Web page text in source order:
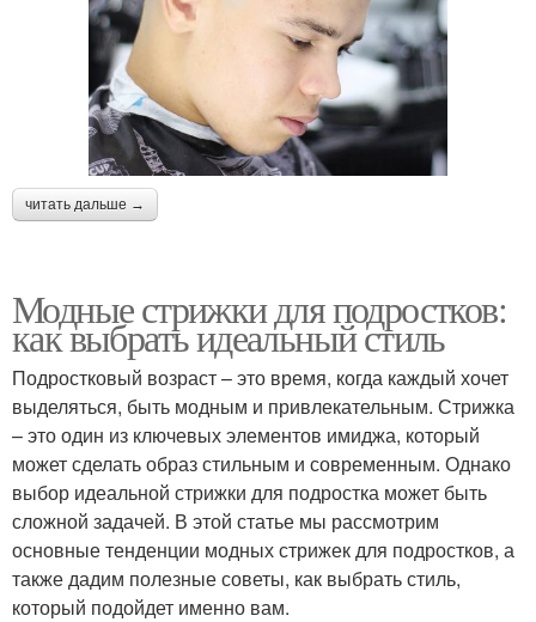
читать дальше →
Модные стрижки для подростков:
как выбрать идеальный стиль
Подростковый возраст – это время, когда каждый хочет
выделяться, быть модным и привлекательным. Стрижка
– это один из ключевых элементов имиджа, который
может сделать образ стильным и современным. Однако
выбор идеальной стрижки для подростка может быть
сложной задачей. В этой статье мы рассмотрим
основные тенденции модных стрижек для подростков, а
также дадим полезные советы, как выбрать стиль,
который подойдет именно вам.